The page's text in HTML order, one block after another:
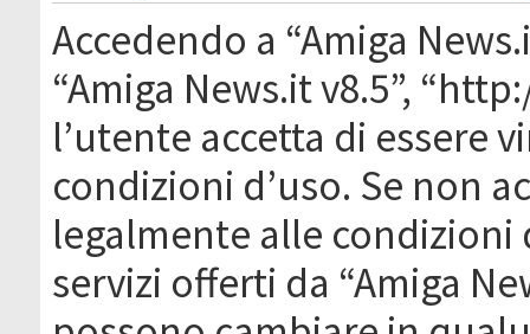
Accedendo a “Amiga
“Amiga News.it v8.5”,
l’utente accetta di essere
condizioni d’uso. Se non
legalmente alle condizioni
servizi offerti da “Amiga